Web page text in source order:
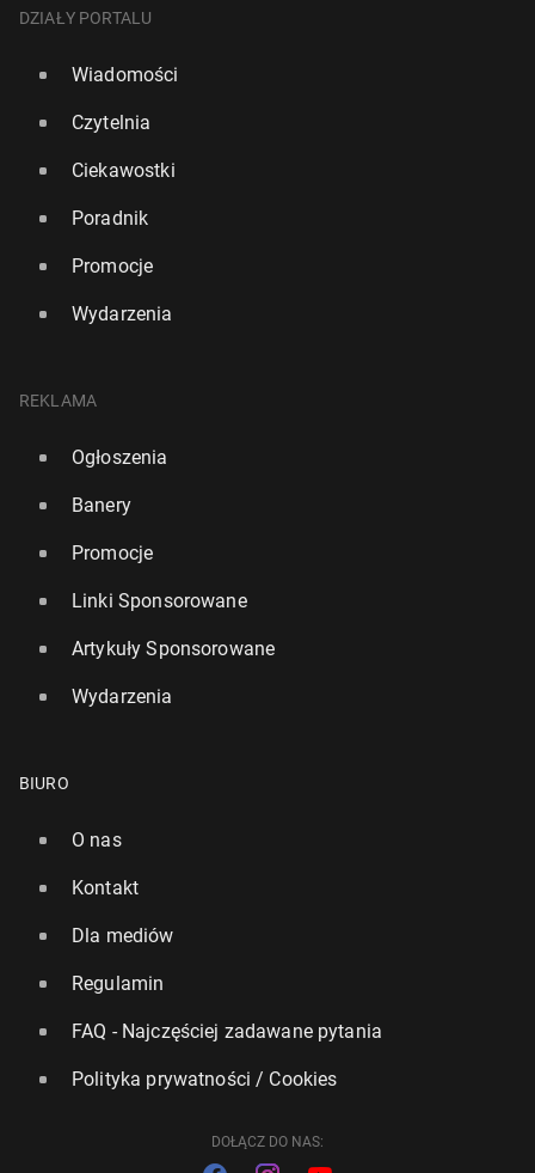
El. MŚ 2026: Polska poznała rywali w ba­ra­żach
20 listopada 2025, 16:30
El. MŚ 2026: Polska w drugim koszyku przed lo­so­
DZIAŁY PORTALU
Wiadomości
Czytelnia
Ciekawostki
Poradnik
Promocje
Wydarzenia
REKLAMA
Ogłoszenia
Banery
Promocje
Linki Sponsorowane
Artykuły Sponsorowane
Wydarzenia
BIURO
O nas
Kontakt
Dla mediów
Regulamin
FAQ - Najczęściej zadawane pytania
Polityka prywatności / Cookies
DOŁĄCZ DO NAS: